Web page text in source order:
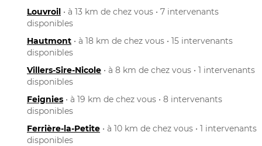
Louvroil • à 13 km de chez vous • 7 intervenants
disponibles
Hautmont • à 18 km de chez vous • 15 intervenants
disponibles
Villers-Sire-Nicole • à 8 km de chez vous • 1 intervenants
disponibles
Feignies • à 19 km de chez vous • 8 intervenants
disponibles
Ferrière-la-Petite • à 10 km de chez vous • 1 intervenants
disponibles